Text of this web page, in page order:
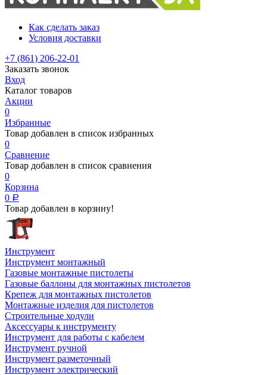
Как сделать заказ
Условия доставки
+7 (861) 206-22-01
Заказать звонок
Вход
Каталог товаров
Акции
0
Избранные
Товар добавлен в список избранных
0
Сравнение
Товар добавлен в список сравнения
0
Корзина
0 Р
Товар добавлен в корзину!
Инструмент
Инструмент монтажный
Газовые монтажные пистолеты
Газовые баллоны для монтажных пистолетов
Крепеж для монтажных пистолетов
Монтажные изделия для пистолетов
Строительные ходули
Аксессуары к инструменту
Инструмент для работы с кабелем
Инструмент ручной
Инструмент разметочный
Инструмент электрический